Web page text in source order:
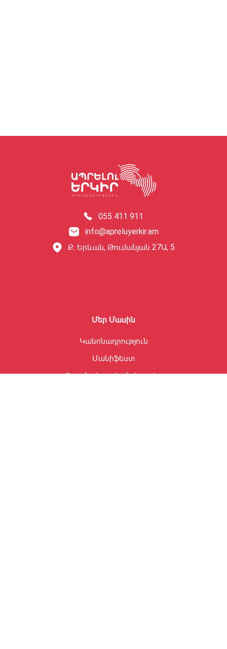
055 411 911
info@apreluyerkir.am
Ք․ Երևան, Թումանյան 27Ա, 5
Մեր Մասին
Կանոնադրություն
Մանիֆեստ
Ռազմավարական ծրագիր